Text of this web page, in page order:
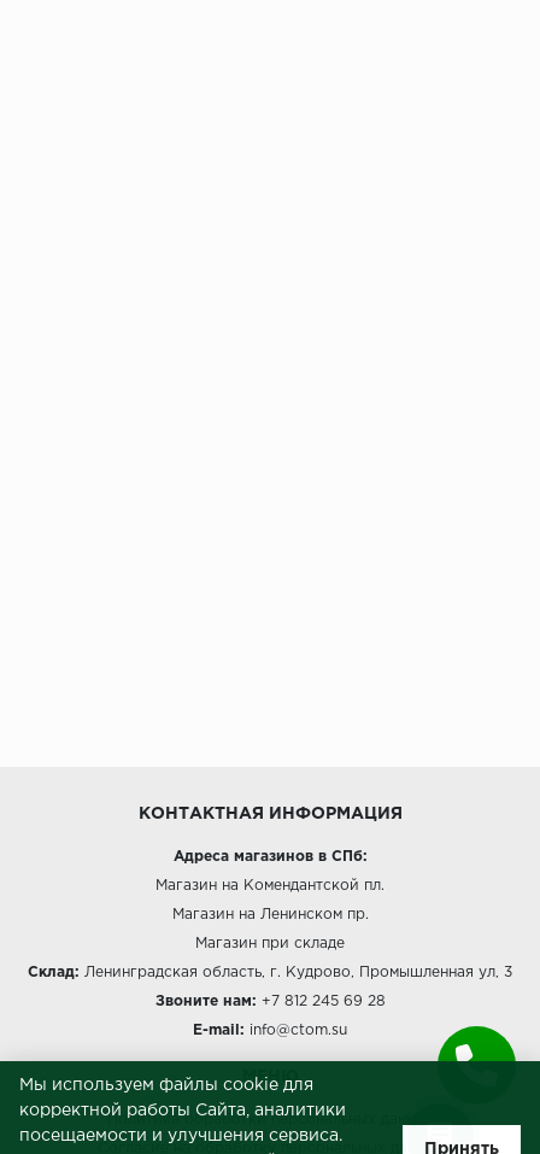
КОНТАКТНАЯ ИНФОРМАЦИЯ
Адреса магазинов в СПб:
Магазин на Комендантской пл.
Магазин на Ленинском пр.
Магазин при складе
Склад: Ленинградская область, г. Кудрово, Промышленная ул, 3
Звоните нам: +7 812 245 69 28
E-mail: info@ctom.su
МЕНЮ
Политика обработки персональных данных
Согласие на обработку персональных данных
Мы используем файлы cookie для
корректной работы Сайта, аналитики
посещаемости и улучшения сервиса.
Принять